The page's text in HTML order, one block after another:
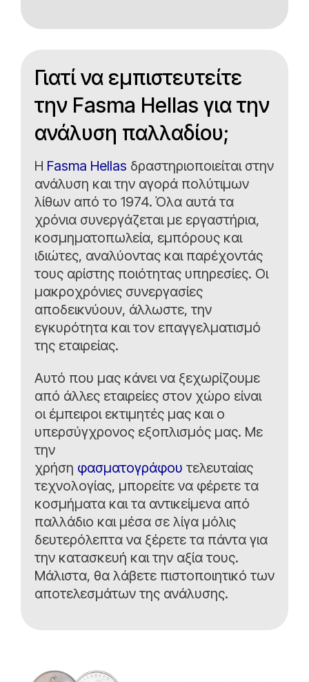
Γιατί να εμπιστευτείτε
την Fasma Hellas για την
ανάλυση παλλαδίου;
Η Fasma Hellas δραστηριοποιείται στην
ανάλυση και την αγορά πολύτιμων
λίθων από το 1974. Όλα αυτά τα
χρόνια συνεργάζεται με εργαστήρια,
κοσμηματοπωλεία, εμπόρους και
ιδιώτες, αναλύοντας και παρέχοντάς
τους αρίστης ποιότητας υπηρεσίες. Οι
μακροχρόνιες συνεργασίες
αποδεικνύουν, άλλωστε, την
εγκυρότητα και τον επαγγελματισμό
της εταιρείας.
Αυτό που μας κάνει να ξεχωρίζουμε
από άλλες εταιρείες στον χώρο είναι
οι έμπειροι εκτιμητές μας και ο
υπερσύγχρονος εξοπλισμός μας. Με
την
χρήση φασματογράφου τελευταίας
τεχνολογίας, μπορείτε να φέρετε τα
κοσμήματα και τα αντικείμενα από
παλλάδιο και μέσα σε λίγα μόλις
δευτερόλεπτα να ξέρετε τα πάντα για
την κατασκευή και την αξία τους.
Μάλιστα, θα λάβετε πιστοποιητικό των
αποτελεσμάτων της ανάλυσης.